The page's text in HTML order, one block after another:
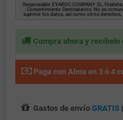
Responsable: EYAROC COMPANY SL,
Consentimiento Destinatarios: No se
suprimir los datos, así como otros derechos,
Compra ahora y recíbelo
Paga con Alma en 3 ó 4
Gastos de envío GRATIS